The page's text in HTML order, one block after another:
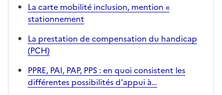
La carte mobilité inclusion, mention «
stationnement
La prestation de compensation du handicap
(PCH)
PPRE, PAI, PAP, PPS : en quoi consistent les
différentes possibilités d'appui à…